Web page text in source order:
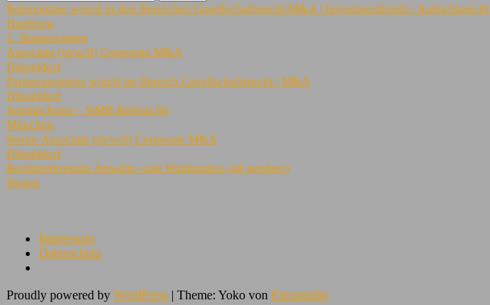
Referendare w/m/d in den Bereichen Gesellschaftsrecht/M&A | Investmentfonds | Aufsichtsrecht
Hamburg
1. Staatsexamen
Associate (m/w/d) Corporate M&A
Düsseldorf
Partnerassistenz w/m/d im Bereich Gesellschaftsrecht | M&A
Düsseldorf
Juristin/Jurist – StMB Referat 66
München
Senior Associate (m/w/d) Corporate M&A
Düsseldorf
Rechtsreferendar Anwalts- und Wahlstation (all genders)
Siegen
Impressum
Datenschutz
Proudly powered by WordPress | Theme: Yoko von Elmastudio